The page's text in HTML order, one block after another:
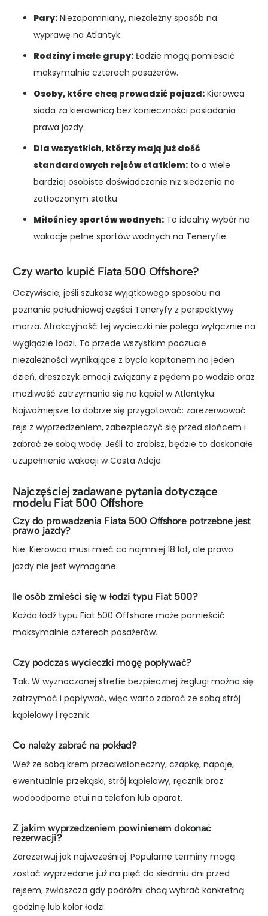
Pary: Niezapomniany, niezależny sposób na
wyprawę na Atlantyk.
Rodziny i małe grupy: Łodzie mogą pomieścić
maksymalnie czterech pasażerów.
Osoby, które chcą prowadzić pojazd: Kierowca
siada za kierownicą bez konieczności posiadania
prawa jazdy.
Dla wszystkich, którzy mają już dość
standardowych rejsów statkiem: to o wiele
bardziej osobiste doświadczenie niż siedzenie na
zatłoczonym statku.
Miłośnicy sportów wodnych: To idealny wybór na
wakacje pełne sportów wodnych na Teneryfie.
Czy warto kupić Fiata 500 Offshore?
Oczywiście, jeśli szukasz wyjątkowego sposobu na
poznanie południowej części Teneryfy z perspektywy
morza. Atrakcyjność tej wycieczki nie polega wyłącznie na
wyglądzie łodzi. To przede wszystkim poczucie
niezależności wynikające z bycia kapitanem na jeden
dzień, dreszczyk emocji związany z pędem po wodzie oraz
możliwość zatrzymania się na kąpiel w Atlantyku.
Najważniejsze to dobrze się przygotować: zarezerwować
rejs z wyprzedzeniem, zabezpieczyć się przed słońcem i
zabrać ze sobą wodę. Jeśli to zrobisz, będzie to doskonałe
uzupełnienie wakacji w Costa Adeje.
Najczęściej zadawane pytania dotyczące
modelu Fiat 500 Offshore
Czy do prowadzenia Fiata 500 Offshore potrzebne jest
prawo jazdy?
Nie. Kierowca musi mieć co najmniej 18 lat, ale prawo
jazdy nie jest wymagane.
Ile osób zmieści się w łodzi typu Fiat 500?
Każda łódź typu Fiat 500 Offshore może pomieścić
maksymalnie czterech pasażerów.
Czy podczas wycieczki mogę popływać?
Tak. W wyznaczonej strefie bezpiecznej żeglugi można się
zatrzymać i popływać, więc warto zabrać ze sobą strój
kąpielowy i ręcznik.
Co należy zabrać na pokład?
Weź ze sobą krem przeciwsłoneczny, czapkę, napoje,
ewentualnie przekąski, strój kąpielowy, ręcznik oraz
wodoodporne etui na telefon lub aparat.
Z jakim wyprzedzeniem powinienem dokonać
rezerwacji?
Zarezerwuj jak najwcześniej. Popularne terminy mogą
zostać wyprzedane już na pięć do siedmiu dni przed
rejsem, zwłaszcza gdy podróżni chcą wybrać konkretną
godzinę lub kolor łodzi.